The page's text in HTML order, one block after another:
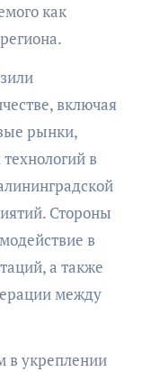
как
включая
рынки,
в
Стороны
в
а также
между
в укреплении